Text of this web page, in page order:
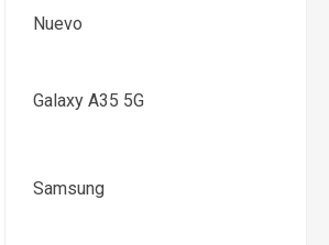
Nuevo
Galaxy A35 5G
Samsung